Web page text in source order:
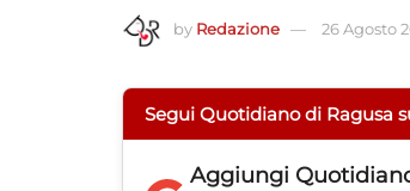
by Redazione 26 Agosto
Segui Quotidiano di Ragusa
Aggiungi